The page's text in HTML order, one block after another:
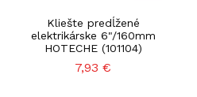
Kliešte predĺžené
elektrikárske 6"/160mm
HOTECHE (101104)
7,93 €